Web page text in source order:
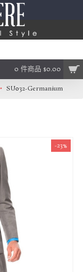
0 件商品 $0.00
SU032-Germanium
-23%